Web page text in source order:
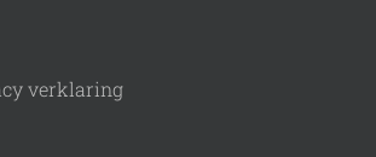
verklaring